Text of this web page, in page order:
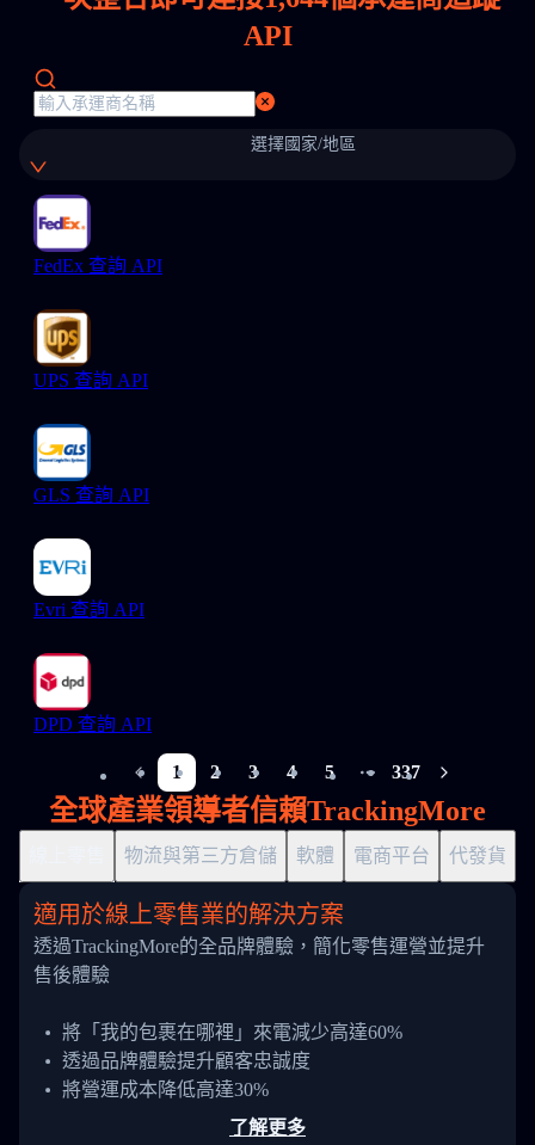
API
選擇國家/地區
FedEx 查詢 API
UPS 查詢 API
GLS 查詢 API
Evri 查詢 API
DPD 查詢 API
1 2 3 4 5
More pages
337
全球產業領導者信賴TrackingMore
物流與第三方倉儲 軟體 電商平台 代發貨
適用於線上零售業的解決方案
透過TrackingMore的全品牌體驗，簡化零售運營並提升
售後體驗
將「我的包裹在哪裡」來電減少高達60%
透過品牌體驗提升顧客忠誠度
將營運成本降低高達30%
了解更多